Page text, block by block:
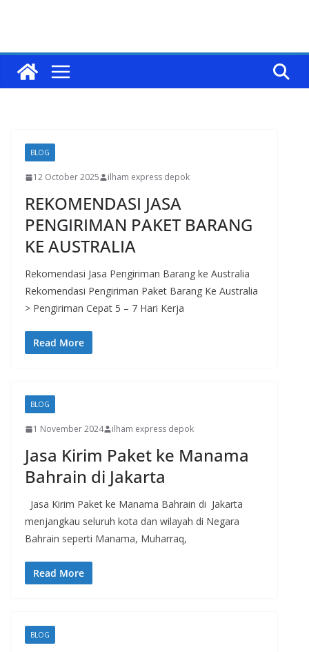
BLOG
12 October 2025 ilham express depok
REKOMENDASI JASA
PENGIRIMAN PAKET BARANG
KE AUSTRALIA
Rekomendasi Jasa Pengiriman Barang ke Australia
Rekomendasi Pengiriman Paket Barang Ke Australia
> Pengiriman Cepat 5 – 7 Hari Kerja
Read More
BLOG
1 November 2024 ilham express depok
Jasa Kirim Paket ke Manama
Bahrain di Jakarta
Jasa Kirim Paket ke Manama Bahrain di Jakarta
menjangkau seluruh kota dan wilayah di Negara
Bahrain seperti Manama, Muharraq,
Read More
BLOG